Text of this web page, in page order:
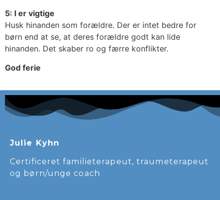
5: I er vigtige
Husk hinanden som forældre. Der er intet bedre for
børn end at se, at deres forældre godt kan lide
hinanden. Det skaber ro og færre konflikter.
God ferie
Julie Kyhn
Certificeret familieterapeut, traumeterapeut
og børn/unge coach